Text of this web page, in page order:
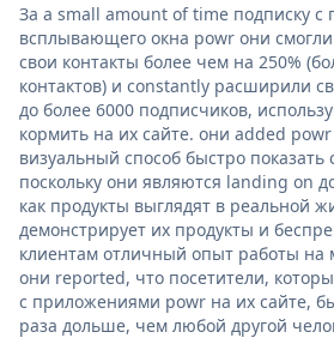
За a small amount of time подписку
всплывающего окна powr они
свои контакты более чем на 250%
контактов) и constantly расширили
до более 6000 подписчиков,
кормить на их сайте. они added
визуальный способ быстро показать
поскольку они являются landing on
как продукты выглядят в реальной
демонстрирует их продукты и
клиентам отличный опыт работы на
они reported, что посетители,
с приложениями powr на их сайте,
раза дольше, чем любой другой